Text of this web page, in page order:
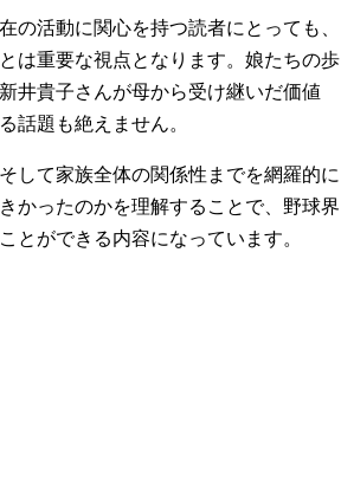
の活動に関心を持つ読者にとっても、
は重要な視点となります。娘たちの歩
井貴子さんが母から受け継いだ価値
話題も絶えません。
して家族全体の関係性までを網羅的に
かったのかを理解することで、野球界
とができる内容になっています。